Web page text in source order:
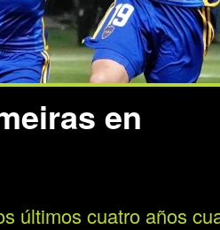
en
últimos cuatro años